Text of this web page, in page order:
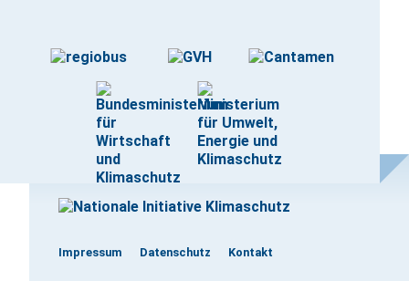
Impressum Datenschutz Kontakt